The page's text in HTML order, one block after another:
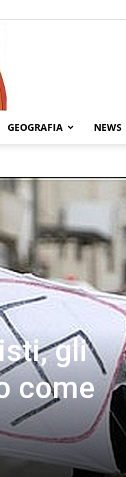
GEOGRAFIA NEWS
gli
come